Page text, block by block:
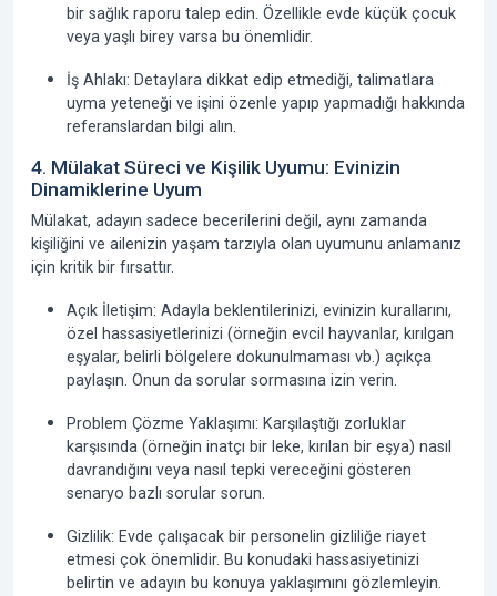
bir sağlık raporu talep edin. Özellikle evde küçük çocuk
veya yaşlı birey varsa bu önemlidir.
İş Ahlakı: Detaylara dikkat edip etmediği, talimatlara
uyma yeteneği ve işini özenle yapıp yapmadığı hakkında
referanslardan bilgi alın.
4. Mülakat Süreci ve Kişilik Uyumu: Evinizin
Dinamiklerine Uyum
Mülakat, adayın sadece becerilerini değil, aynı zamanda
kişiliğini ve ailenizin yaşam tarzıyla olan uyumunu anlamanız
için kritik bir fırsattır.
Açık İletişim: Adayla beklentilerinizi, evinizin kurallarını,
özel hassasiyetlerinizi (örneğin evcil hayvanlar, kırılgan
eşyalar, belirli bölgelere dokunulmaması vb.) açıkça
paylaşın. Onun da sorular sormasına izin verin.
Problem Çözme Yaklaşımı: Karşılaştığı zorluklar
karşısında (örneğin inatçı bir leke, kırılan bir eşya) nasıl
davrandığını veya nasıl tepki vereceğini gösteren
senaryo bazlı sorular sorun.
Gizlilik: Evde çalışacak bir personelin gizliliğe riayet
etmesi çok önemlidir. Bu konudaki hassasiyetinizi
belirtin ve adayın bu konuya yaklaşımını gözlemleyin.